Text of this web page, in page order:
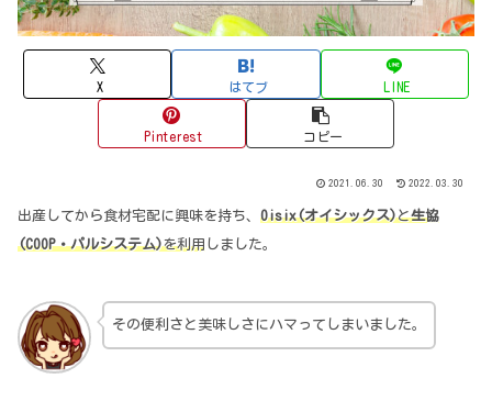
X はてブ LINE
Pinterest コピー
2021.06.30 2022.03.30
出産してから食材宅配に興味を持ち、 Oisix(オイシックス)と生協
(COOP・パルシステム)を利用 しました。
その便利さと美味しさにハマってしまいました。